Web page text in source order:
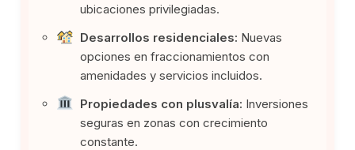
ubicaciones privilegiadas.
Desarrollos residenciales: Nuevas
opciones en fraccionamientos con
amenidades y servicios incluidos.
Propiedades con plusvalía: Inversiones
seguras en zonas con crecimiento
constante.